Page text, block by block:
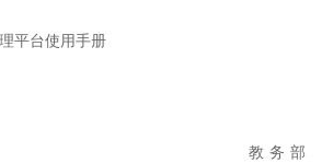
平台使用手册
教 务 部